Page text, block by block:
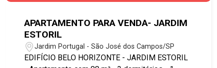
APARTAMENTO PARA VENDA- JARDIM
ESTORIL
Jardim Portugal - São José dos Campos/SP
EDIFÍCIO BELO HORIZONTE - JARDIM ESTORIL